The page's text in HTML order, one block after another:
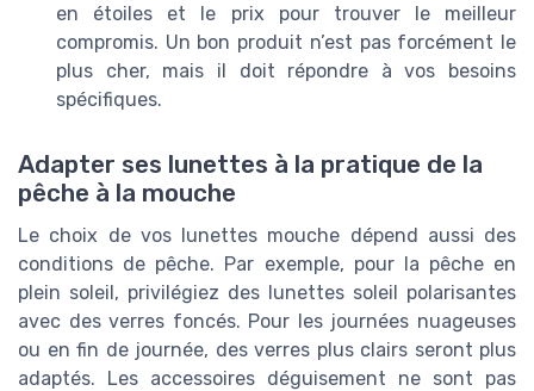
en étoiles et le prix pour trouver le meilleur
compromis. Un bon produit n’est pas forcément le
plus cher, mais il doit répondre à vos besoins
spécifiques.
Adapter ses lunettes à la pratique de la
pêche à la mouche
Le choix de vos lunettes mouche dépend aussi des
conditions de pêche. Par exemple, pour la pêche en
plein soleil, privilégiez des lunettes soleil polarisantes
avec des verres foncés. Pour les journées nuageuses
ou en fin de journée, des verres plus clairs seront plus
adaptés. Les accessoires déguisement ne sont pas